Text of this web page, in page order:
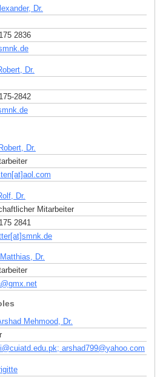
Dr.
2836
.de
Dr.
2842
.de
Dr.
com
Dr.
Mitarbeiter
2841
de
Dr.
@gmx.net
Mehmood, Dr.
@cuiatd.edu.pk; arshad799@yahoo com